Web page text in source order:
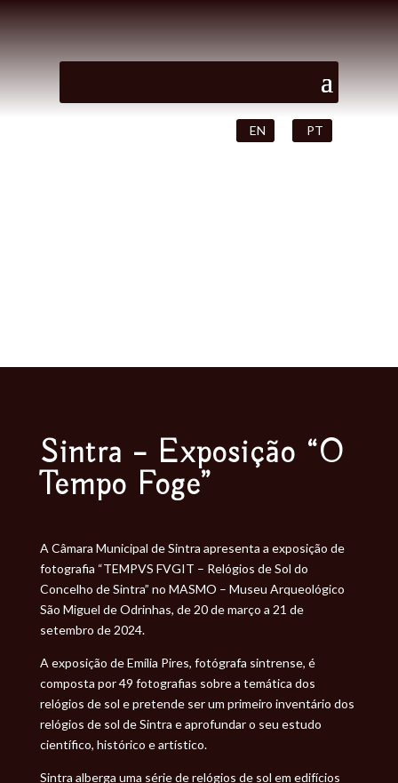
EN PT
Sintra – Exposição “O
Tempo Foge”
A Câmara Municipal de Sintra apresenta a exposição de
fotografia “TEMPVS FVGIT – Relógios de Sol do
Concelho de Sintra” no MASMO – Museu Arqueológico
São Miguel de Odrinhas, de 20 de março a 21 de
setembro de 2024.
A exposição de Emília Pires, fotógrafa sintrense, é
composta por 49 fotografias sobre a temática dos
relógios de sol e pretende ser um primeiro inventário dos
relógios de sol de Sintra e aprofundar o seu estudo
científico, histórico e artístico.
Sintra alberga uma série de relógios de sol em edifícios